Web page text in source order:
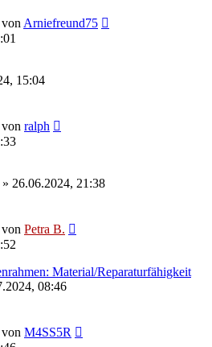
vonArniefreund75
15:04
von ralph
» 26.06.2024, 21:38
von Petra B.
Material/Reparaturfähigkeit
08:46
von M4SS5R